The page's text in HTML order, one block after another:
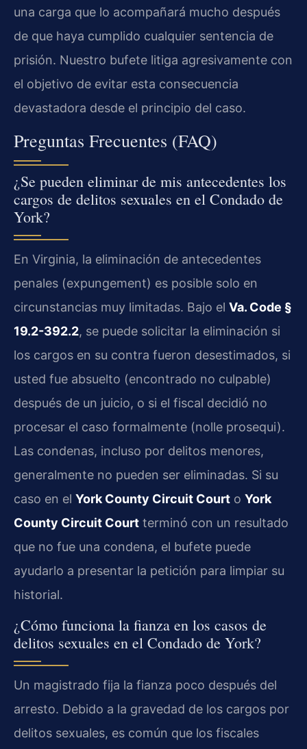
una carga que lo acompañará mucho después
de que haya cumplido cualquier sentencia de
prisión. Nuestro bufete litiga agresivamente con
el objetivo de evitar esta consecuencia
devastadora desde el principio del caso.
Preguntas Frecuentes (FAQ)
¿Se pueden eliminar de mis antecedentes los
cargos de delitos sexuales en el Condado de
York?
En Virginia, la eliminación de antecedentes
penales (expungement) es posible solo en
circunstancias muy limitadas. Bajo el Va. Code §
19.2-392.2, se puede solicitar la eliminación si
los cargos en su contra fueron desestimados, si
usted fue absuelto (encontrado no culpable)
después de un juicio, o si el fiscal decidió no
procesar el caso formalmente (nolle prosequi).
Las condenas, incluso por delitos menores,
generalmente no pueden ser eliminadas. Si su
caso en el York County Circuit Court o York
County Circuit Court terminó con un resultado
que no fue una condena, el bufete puede
ayudarlo a presentar la petición para limpiar su
historial.
¿Cómo funciona la fianza en los casos de
delitos sexuales en el Condado de York?
Un magistrado fija la fianza poco después del
arresto. Debido a la gravedad de los cargos por
delitos sexuales, es común que los fiscales